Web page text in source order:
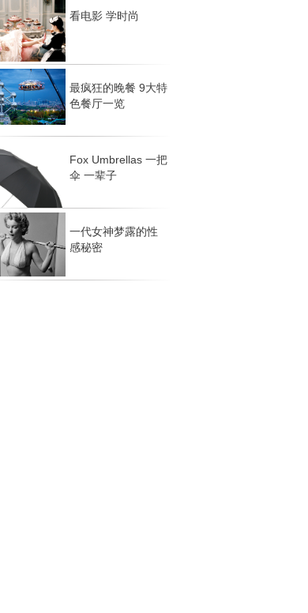
看电影 学时尚
最疯狂的晚餐 9大特
色餐厅一览
Fox Umbrellas 一把
伞 一辈子
一代女神梦露的性
感秘密